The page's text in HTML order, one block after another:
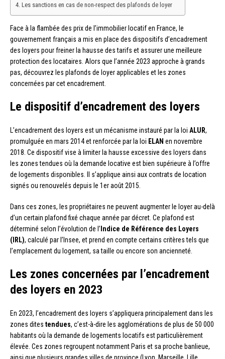
Les sanctions en cas de non-respect des plafonds de loyer
Face à la flambée des prix de l’immobilier locatif en France, le
gouvernement français a mis en place des dispositifs d’encadrement
des loyers pour freiner la hausse des tarifs et assurer une meilleure
protection des locataires. Alors que l’année 2023 approche à grands
pas, découvrez les plafonds de loyer applicables et les zones
concernées par cet encadrement.
Le dispositif d’encadrement des loyers
L’encadrement des loyers est un mécanisme instauré par la loi ALUR,
promulguée en mars 2014 et renforcée par la loi ELAN en novembre
2018. Ce dispositif vise à limiter la hausse excessive des loyers dans
les zones tendues où la demande locative est bien supérieure à l’offre
de logements disponibles. Il s’applique ainsi aux contrats de location
signés ou renouvelés depuis le 1er août 2015.
Dans ces zones, les propriétaires ne peuvent augmenter le loyer au-delà
d’un certain plafond fixé chaque année par décret. Ce plafond est
déterminé selon l’évolution de l’ Indice de Référence des Loyers
(IRL), calculé par l’Insee, et prend en compte certains critères tels que
l’emplacement du logement, sa taille ou encore son ancienneté.
Les zones concernées par l’encadrement
des loyers en 2023
En 2023, l’encadrement des loyers s’appliquera principalement dans les
zones dites tendues, c’est-à-dire les agglomérations de plus de 50 000
habitants où la demande de logements locatifs est particulièrement
élevée. Ces zones regroupent notamment Paris et sa proche banlieue,